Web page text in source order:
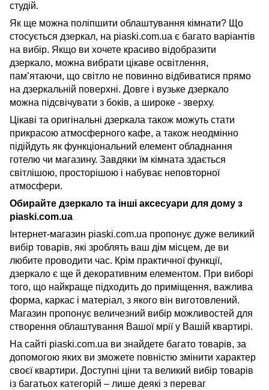
студій.
Як ще можна поліпшити облаштування кімнати? Що
стосується дзеркал, на piaski.com.ua є багато варіантів
на вибір. Якщо ви хочете красиво відобразити
дзеркало, можна вибрати цікаве освітлення,
пам’ятаючи, що світло не повинно відбиватися прямо
на дзеркальній поверхні. Довге і вузьке дзеркало
можна підсвічувати з боків, а широке - зверху.
Цікаві та оригінальні дзеркала також можуть стати
прикрасою атмосферного кафе, а також неодмінно
підійдуть як функціональний елемент обладнання
готелю чи магазину. Завдяки їм кімната здається
світлішою, просторішою і набуває неповторної
атмосфери.
Обирайте дзеркало та інші аксесуари для дому з
piaski.com.ua
Інтернет-магазин piaski.com.ua пропонує дуже великий
вибір товарів, які зроблять ваш дім місцем, де ви
любите проводити час. Крім практичної функції,
дзеркало є ще й декоративним елементом. При виборі
того, що найкраще підходить до приміщення, важлива
форма, каркас і матеріал, з якого він виготовлений.
Магазин пропонує величезний вибір можливостей для
створення облаштування Вашої мрії у Вашій квартирі.
На сайті piaski.com.ua ви знайдете багато товарів, за
допомогою яких ви зможете повністю змінити характер
своєї квартири. Доступні ціни та великий вибір товарів
із багатьох категорій – лише деякі з переваг